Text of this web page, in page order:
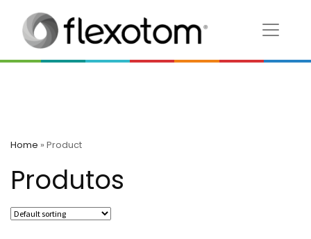
Home » Product
Produtos